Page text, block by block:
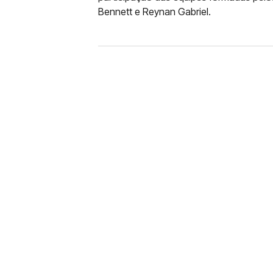
Bennett e Reynan Gabriel.